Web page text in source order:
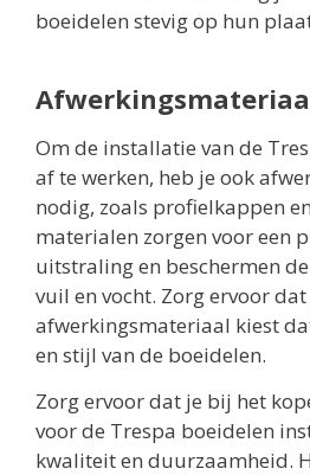
boeidelen stevig op hun
Om de installatie van de
af te werken, heb je ook
nodig, zoals profielkappen
materialen zorgen voor een
uitstraling en beschermen
vuil en vocht. Zorg ervoor dat
afwerkingsmateriaal kiest
en stijl van de boeidelen.
Zorg ervoor dat je bij het
voor de Trespa boeidelen
kwaliteit en duurzaamheid.